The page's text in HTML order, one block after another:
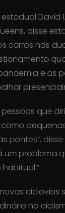
David
disse
carros nas
e as
que
pontes”, disse
um problema
ciclovias
no